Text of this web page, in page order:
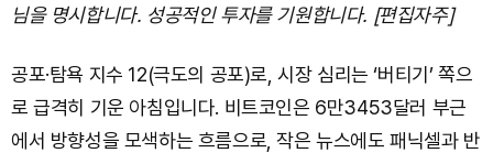
님을 명시합니다. 성공적인 투자를 기원합니다. [편집자주]
공포·탐욕 지수 12(극도의 공포)로, 시장 심리는 ‘버티기’ 쪽으
로 급격히 기운 아침입니다. 비트코인은 6만3453달러 부근
에서 방향성을 모색하는 흐름으로, 작은 뉴스에도 패닉셀과 반